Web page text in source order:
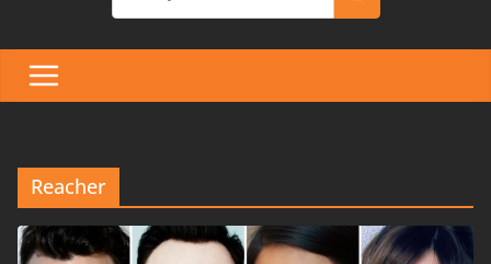
Reacher